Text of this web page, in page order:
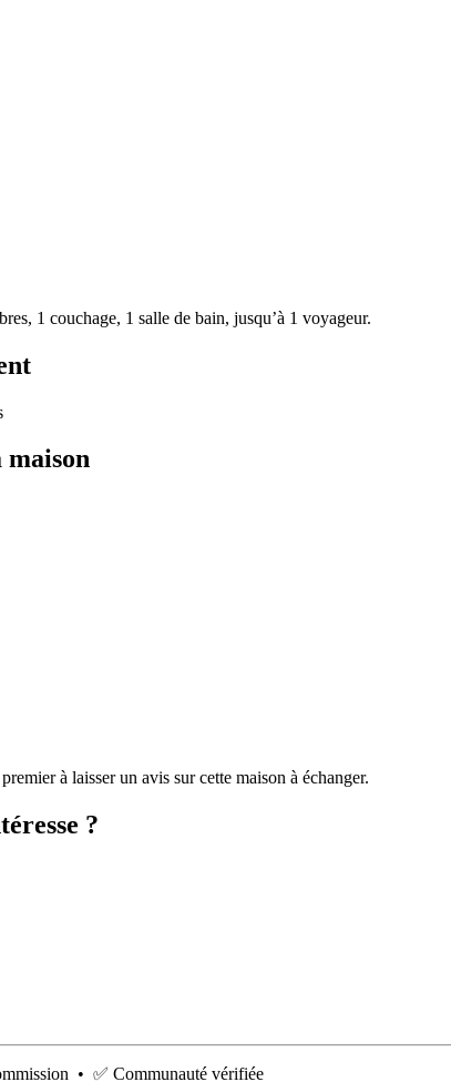
1 couchage, 1 salle de bain, jusqu’à 1 voyageur.
maison
à laisser un avis sur cette maison à échanger.
?
• ✅ Communauté vérifiée